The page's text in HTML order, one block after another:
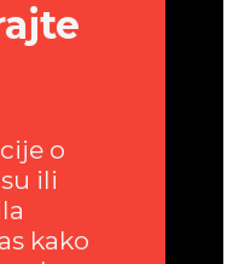
o
ili
kako